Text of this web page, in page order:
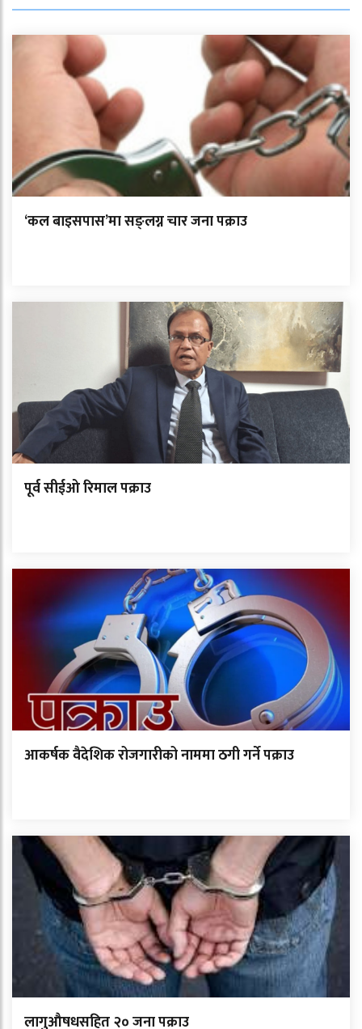
‘कल बाइसपास’मा सङ्लग्न चार जना पक्राउ
पूर्व सीईओ रिमाल पक्राउ
आकर्षक वैदेशिक रोजगारीको नाममा ठगी गर्ने पक्राउ
लागुऔषधसहित २० जना पक्राउ